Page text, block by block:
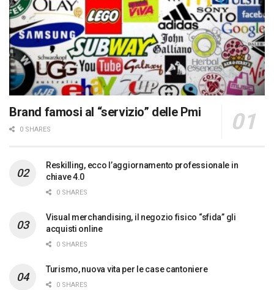
Brand famosi al “servizio” delle Pmi
0 SHARES
Reskilling, ecco l’aggiornamento professionale in
chiave 4.0
0 SHARES
Visual merchandising, il negozio fisico “sfida” gli
acquisti online
0 SHARES
Turismo, nuova vita per le case cantoniere
0 SHARES